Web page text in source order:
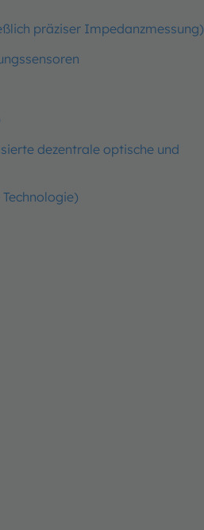
präziser Impedanzmessung)
dezentrale optische und